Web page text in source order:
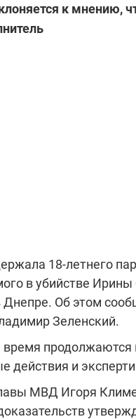
к мнению,
18-летнего
в убийстве
Днепре. Об этом
Зеленский.
время
действия и
МВД Игоря